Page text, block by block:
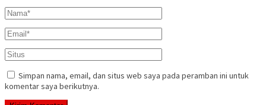
Simpan nama, email, dan situs web saya pada peramban ini untuk
komentar saya berikutnya.